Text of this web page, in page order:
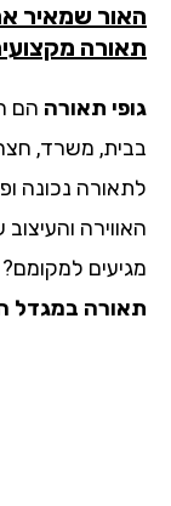
שמאיר את
מקצועית
תאורההם חלק
משרד, חצר או
נכונה
והעיצוב של
למקומם?
במגדל